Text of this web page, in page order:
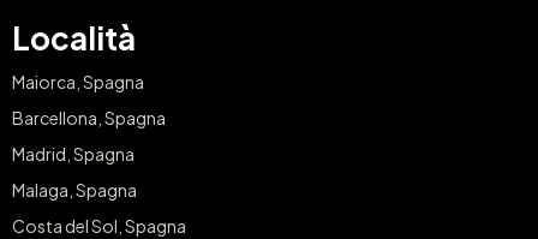
Località
Maiorca, Spagna
Barcellona, Spagna
Madrid, Spagna
Malaga, Spagna
Costa del Sol, Spagna